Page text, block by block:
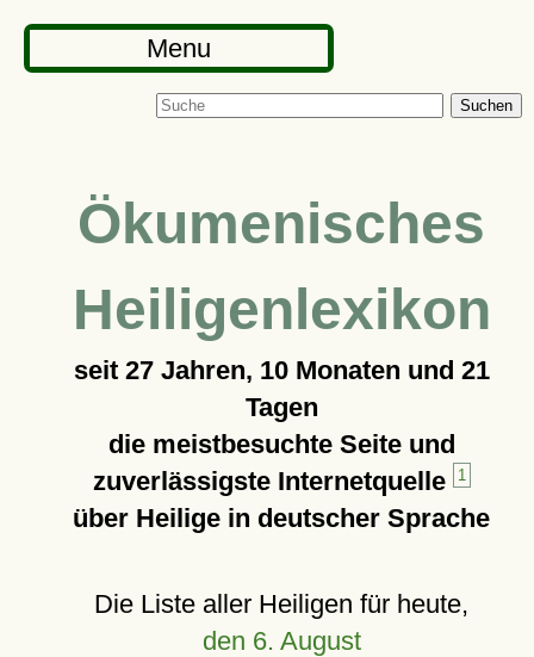
Menu
Suchen
Ökumenisches
Heiligenlexikon
seit 27 Jahren, 10 Monaten und 21
Tagen
die meistbesuchte Seite und
zuverlässigste Internetquelle
1
über Heilige in deutscher Sprache
Die Liste aller Heiligen für heute,
den 6. August